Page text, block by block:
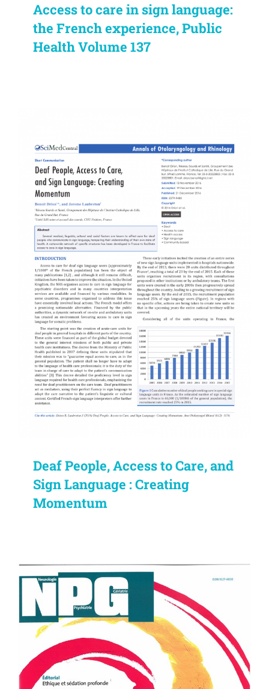
Access to care in sign language:
the French experience, Public
Health Volume 137
Deaf People, Access to Care, and
Sign Language : Creating
Momentum